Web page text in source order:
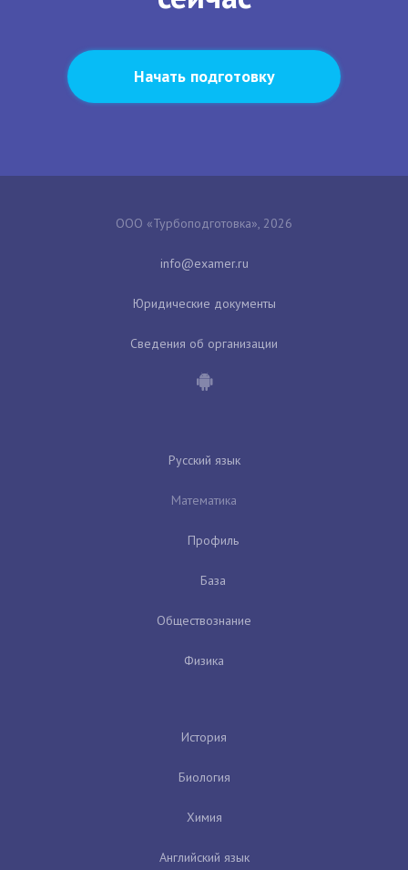
Начать подготовку
ООО «Турбоподготовка», 2026
Юридические документы
Сведения об организации
Русский язык
Математика
Профиль
База
Обществознание
Физика
История
Биология
Химия
Английский язык